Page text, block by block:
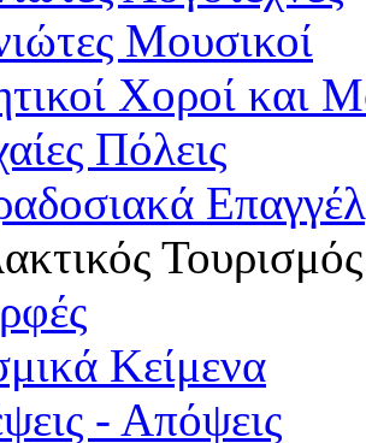
Μουσικοί
Χοροί και
Πόλεις
Τουρισμός
Κείμενα
- Απόψεις